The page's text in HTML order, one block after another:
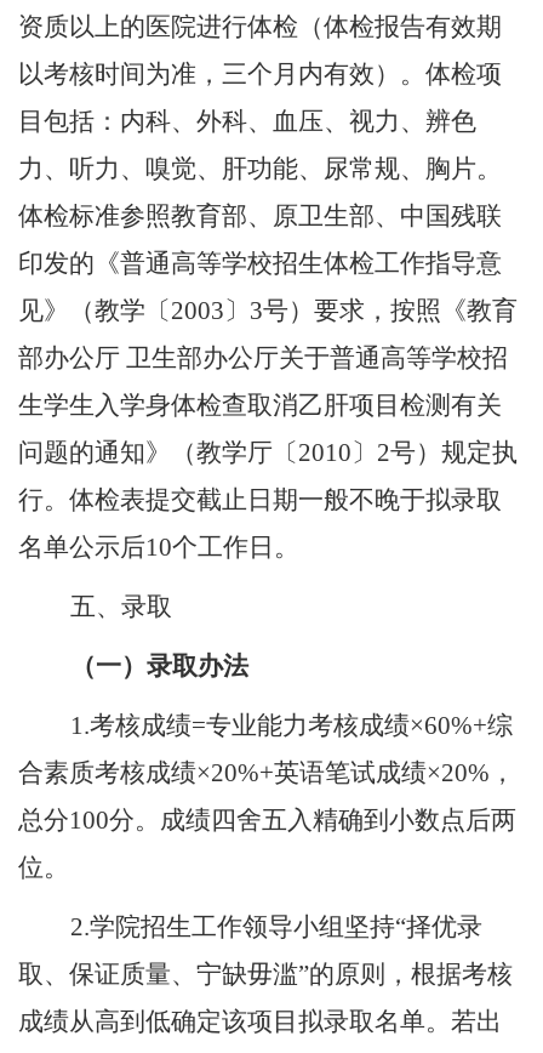
资质以上的医院进行体检（体检报告有效期
以考核时间为准，三个月内有效）。体检项
目包括：内科、外科、血压、视力、辨色
力、听力、嗅觉、肝功能、尿常规、胸片。
体检标准参照教育部、原卫生部、中国残联
印发的《普通高等学校招生体检工作指导意
见》（教学〔2003〕 3号）要求，按照《教育
部办公厅 卫生部办公厅关于普通高等学校招
生学生入学身体检查取消乙肝项目检测有关
问题的通知》（教学厅〔2010〕 2号）规定执
行。体检表提交截止日期一般不晚于拟录取
名单公示后10个工作日。
五、录取
（一）录取办法
1.考核成绩=专业能力考核成绩×60%+综
合素质考核成绩×20%+英语笔试成绩×20% ，
总分100分。成绩四舍五入精确到小数点后两
位。
2.学院招生工作领导小组坚持“择优录
取、保证质量、宁缺毋滥”的原则，根据考核
成绩从高到低确定该项目拟录取名单。若出